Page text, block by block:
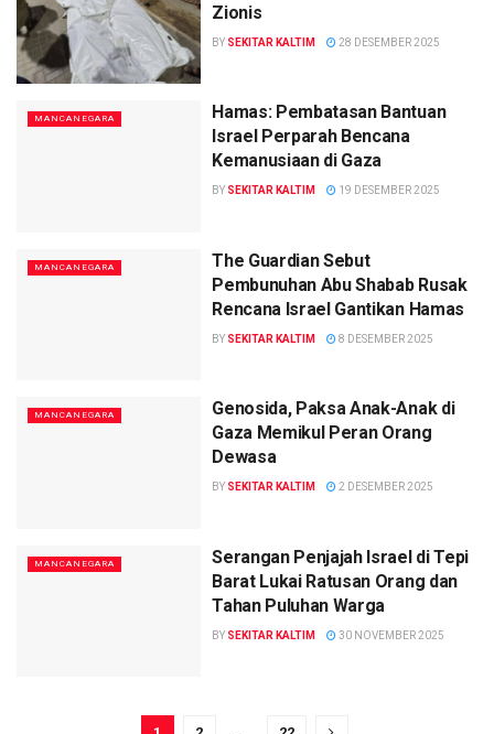
Zionis
BY SEKITAR KALTIM 28 DESEMBER 2025
MANCANEGARA
Hamas: Pembatasan Bantuan
Israel Perparah Bencana
Kemanusiaan di Gaza
BY SEKITAR KALTIM 19 DESEMBER 2025
MANCANEGARA
The Guardian Sebut
Pembunuhan Abu Shabab Rusak
Rencana Israel Gantikan Hamas
BY SEKITAR KALTIM 8 DESEMBER 2025
MANCANEGARA
Genosida, Paksa Anak-Anak di
Gaza Memikul Peran Orang
Dewasa
BY SEKITAR KALTIM 2 DESEMBER 2025
MANCANEGARA
Serangan Penjajah Israel di Tepi
Barat Lukai Ratusan Orang dan
Tahan Puluhan Warga
BY SEKITAR KALTIM 30 NOVEMBER 2025